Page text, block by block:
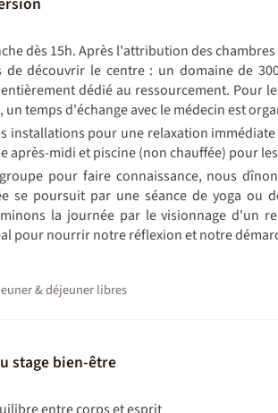
dès 15h. Après l'attribution des
découvrir le centre : un domaine de
dédié au ressourcement. Pour
temps d'échange avec le médecin est
installations pour une relaxation
après-midi et piscine (non chauffée) pour
pour faire connaissance, nous
se poursuit par une séance de yoga ou
la journée par le visionnage d'un
pour nourrir notre réflexion et notre
& déjeuner libres
stage bien-être